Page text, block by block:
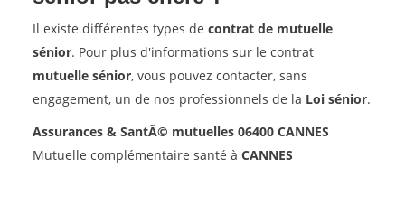
Il existe différentes types de contrat de mutuelle
sénior. Pour plus d'informations sur le contrat
mutuelle sénior, vous pouvez contacter, sans
engagement, un de nos professionnels de la Loi sénior.
Assurances & SantÃ© mutuelles 06400 CANNES
Mutuelle complémentaire santé à CANNES